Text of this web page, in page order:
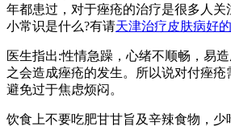
年都患过，对于痤疮的治疗是很多人
小常识是什么?有请天津治疗皮肤病好
医生指出:性情急躁，心绪不顺畅，易
之会造成痤疮的发生。所以说对付痤疮
避免过于焦虑烦闷。
饮食上不要吃肥甘甘旨及辛辣食物，